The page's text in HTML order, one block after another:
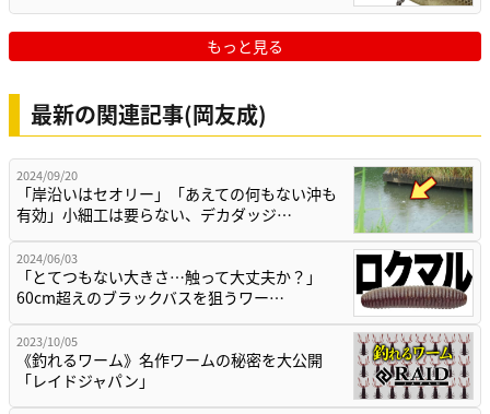
もっと見る
最新の関連記事(岡友成)
2024/09/20
「岸沿いはセオリー」「あえての何もない沖も
有効」小細工は要らない、デカダッジ…
2024/06/03
「とてつもない大きさ…触って大丈夫か？」
60cm超えのブラックバスを狙うワー…
2023/10/05
《釣れるワーム》名作ワームの秘密を大公開
「レイドジャパン」